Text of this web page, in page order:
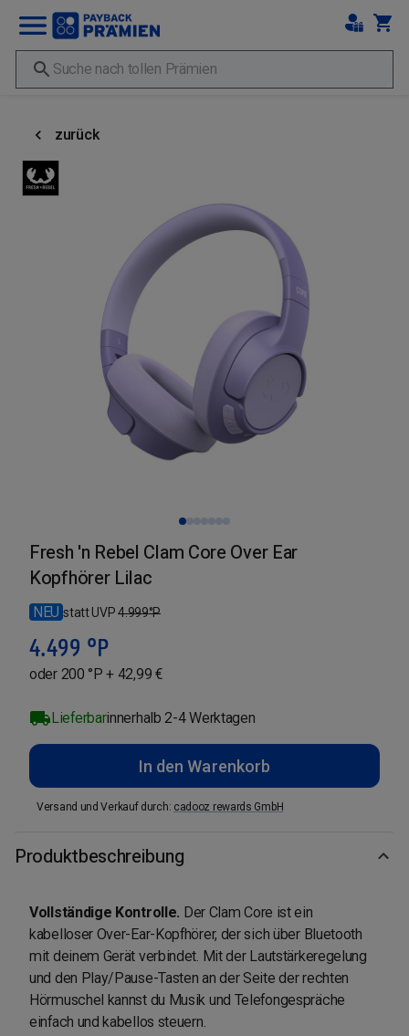
zurück
Fresh 'n Rebel Clam Core Over Ear
Kopfhörer Lilac
NEU statt UVP4.999°P
4.499 °P
oder 200 °P + 42,99 €
Lieferbarinnerhalb 2-4 Werktagen
In den Warenkorb
Versand und Verkauf durch: cadooz rewards GmbH
Produktbeschreibung
Vollständige Kontrolle. Der Clam Core ist ein
kabelloser Over-Ear-Kopfhörer, der sich über Bluetooth
mit deinem Gerät verbindet. Mit der Lautstärkeregelung
und den Play/Pause-Tasten an der Seite der rechten
Hörmuschel kannst du Musik und Telefongespräche
einfach und kabellos steuern.